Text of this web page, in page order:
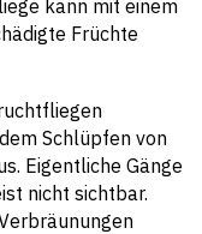
kann mit einem
Früchte
Schlüpfen von
Eigentliche Gänge
nicht sichtbar.